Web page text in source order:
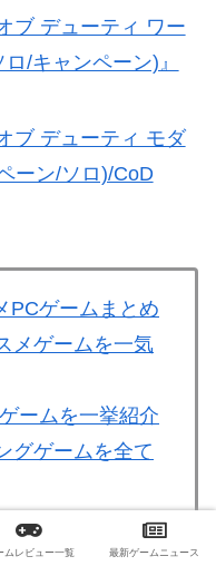
ブ デューティ ワー
/キャンペーン)』
ブ デューティ モダ
ーン/ソロ)/CoD
PCゲームまとめ
メゲームを一気
ームを一挙紹介
グゲームを全て
ムレビュー一覧 最新ゲームニュース